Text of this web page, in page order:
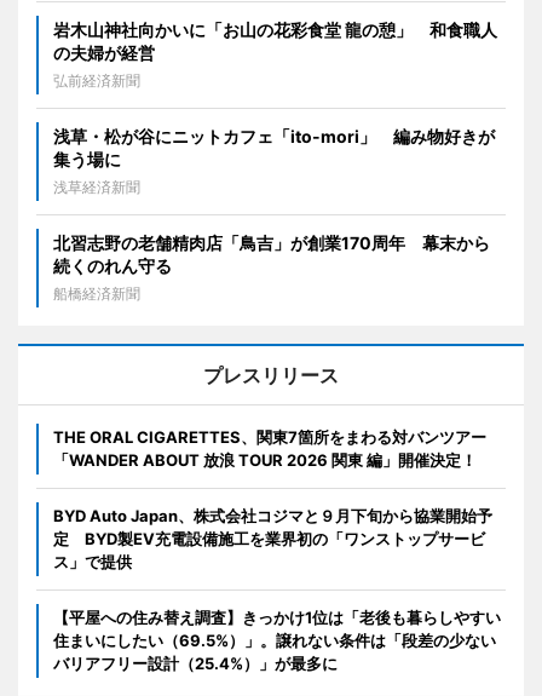
岩木山神社向かいに「お山の花彩食堂 龍の憩」 和食職人
の夫婦が経営
弘前経済新聞
浅草・松が谷にニットカフェ「ito-mori」 編み物好きが
集う場に
浅草経済新聞
北習志野の老舗精肉店「鳥吉」が創業170周年 幕末から
続くのれん守る
船橋経済新聞
プレスリリース
THE ORAL CIGARETTES、関東7箇所をまわる対バンツアー
「WANDER ABOUT 放浪 TOUR 2026 関東 編」開催決定！
BYD Auto Japan、株式会社コジマと９月下旬から協業開始予
定 BYD製EV充電設備施工を業界初の「ワンストップサービ
ス」で提供
【平屋への住み替え調査】きっかけ1位は「老後も暮らしやすい
住まいにしたい（69.5%）」。譲れない条件は「段差の少ない
バリアフリー設計（25.4%）」が最多に